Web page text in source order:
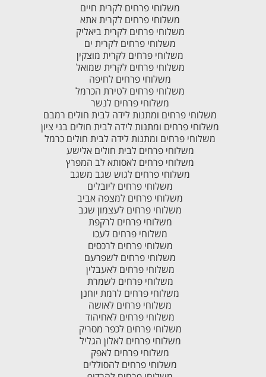
משלוחי פרחים לקרית חיים
משלוחי פרחים לקרית אתא
משלוחי פרחים לקרית ביאליק
משלוחי פרחים לקרית ים
משלוחי פרחים לקרית מוצקין
משלוחי פרחים לקרית שמואל
משלוחי פרחים לחיפה
משלוחי פרחים לטירת הכרמל
משלוחי פרחים לנשר
משלוחי פרחים ומתנות לידה לבית חולים רמבם
משלוחי פרחים ומתנות לידה לבית חולים בני ציון
משלוחי פרחים ומתנות לידה לבית חולים כרמל
משלוחי פרחים לבית חולים אלישע
משלוחי פרחים לאסותא לב המפרץ
משלוחי פרחים לגוש שגב משגב
משלוחי פרחים ליובלים
משלוחי פרחים למצפה אביב
משלוחי פרחים לעצמון שגב
משלוחי פרחים לרקפת
משלוחי פרחים לעכו
משלוחי פרחים לרכסים
משלוחי פרחים לשפרעם
משלוחי פרחים לאעבלין
משלוחי פרחים לשמרת
משלוחי פרחים לרמת יוחנן
משלוחי פרחים לאושה
משלוחי פרחים לאחיהוד
משלוחי פרחים לכפר מסריק
משלוחי פרחים לאלון הגליל
משלוחי פרחים לאפק
משלוחי פרחים להסוללים